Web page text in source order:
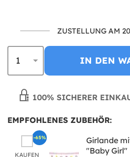
ZUSTELLUNG AM
IN DEN
100% SICHERER
EMPFOHLENES ZUBEHÖR:
KAUFEN
Girlande
"Baby Girl"
-65%